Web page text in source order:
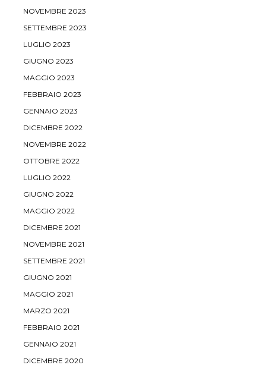
NOVEMBRE 2023
SETTEMBRE 2023
LUGLIO 2023
GIUGNO 2023
MAGGIO 2023
FEBBRAIO 2023
GENNAIO 2023
DICEMBRE 2022
NOVEMBRE 2022
OTTOBRE 2022
LUGLIO 2022
GIUGNO 2022
MAGGIO 2022
DICEMBRE 2021
NOVEMBRE 2021
SETTEMBRE 2021
GIUGNO 2021
MAGGIO 2021
MARZO 2021
FEBBRAIO 2021
GENNAIO 2021
DICEMBRE 2020